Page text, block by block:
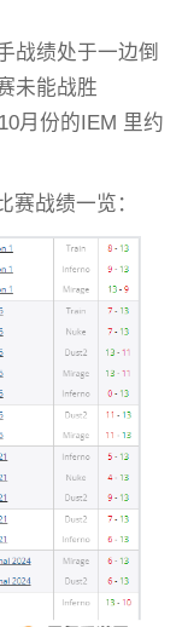
战绩处于一边倒
未能战胜
月份的IEM 里约
赛战绩一览：